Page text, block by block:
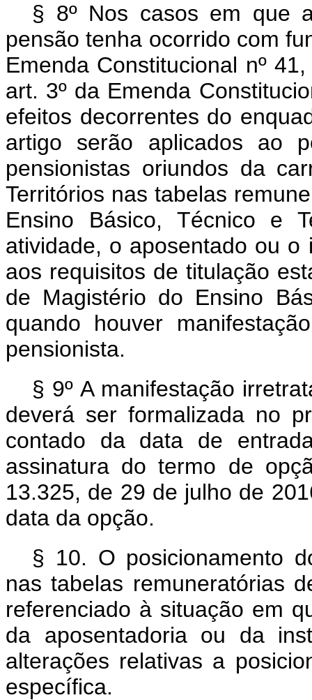
§ 8º Nos casos em que
pensão tenha ocorrido com
Emenda Constitucional nº
art. 3º da Emenda
efeitos decorrentes do
artigo serão aplicados ao
pensionistas oriundos da
Territórios nas tabelas
Ensino Básico, Técnico e
atividade, o aposentado ou
aos requisitos de titulação
de Magistério do Ensino
quando houver
pensionista.
§ 9º A manifestação
deverá ser formalizada no
contado da data de
assinatura do termo de
13.325, de 29 de julho de
data da opção.
§ 10. O posicionamento
nas tabelas remuneratórias
referenciado à situação em
da aposentadoria ou da
alterações relativas a
específica.